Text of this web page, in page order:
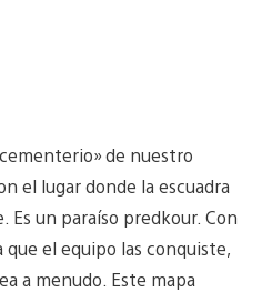
de nuestro
el lugar donde la escuadra
un paraíso predkour. Con
el equipo las conquiste,
a menudo. Este mapa